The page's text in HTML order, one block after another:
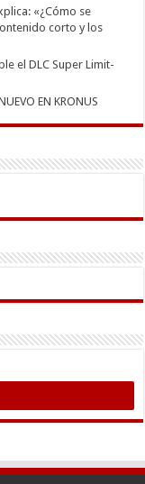
«¿Cómo se
corto y los
el DLC Super Limit-
EN KRONUS